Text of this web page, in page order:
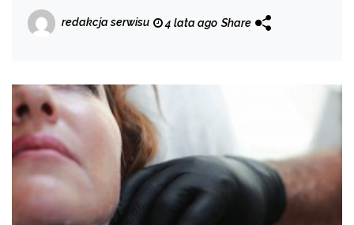
redakcja serwisu 4 lata ago Share